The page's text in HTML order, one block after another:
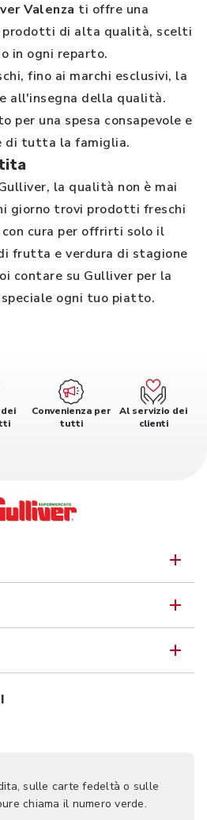
Valenza ti offre una
prodotti di alta qualità, scelti
in ogni reparto.
fino ai marchi esclusivi, la
all'insegna della qualità.
per una spesa consapevole e
di tutta la famiglia.
la qualità non è mai
giorno trovi prodotti freschi
cura per offrirti solo il
frutta e verdura di stagione
contare su Gulliver per la
ogni tuo piatto.
Convenienza per
tutti
Al servizio dei
clienti
sulle carte fedeltà o sulle
chiama il numero verde.